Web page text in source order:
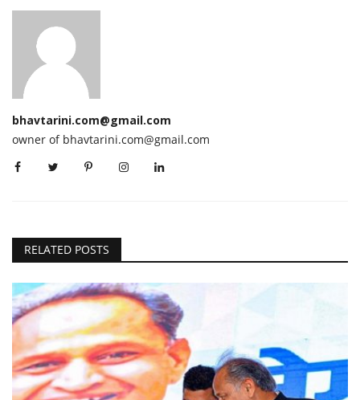
bhavtarini.com@gmail.com
owner of bhavtarini.com@gmail.com
RELATED POSTS